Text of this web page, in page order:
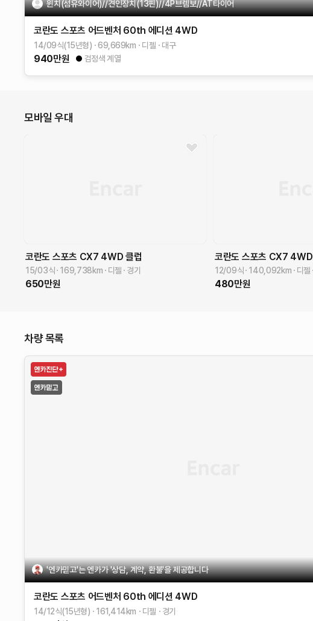
윈치(섬유와이어)//견인장치(13핀)//4P브렘보//AT타이어
코란도 스포츠 어드벤처 60th 에디션 4WD
14/09식(15년형) 69,669km 디젤 대구
940만원 검정색 계열
모바일 우대
코란도 스포츠 CX7 4WD 클럽
15/03식 169,738km 디젤 경기
650만원
코란도 스포츠 CX7 4WD
12/09식 140,092km 디젤
480만원
차량 목록
'엔카믿고'는 엔카가 '상담, 계약, 환불'을 제공합니다
코란도 스포츠 어드벤처 60th 에디션 4WD
14/12식(15년형) 161,414km 디젤 경기